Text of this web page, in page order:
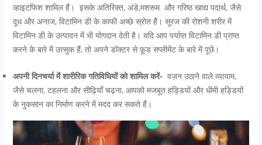
व्हाइटफिश शामिल हैं। इसके अतिरिक्त, अंडे,मशरूम और गरिष्ठ खाद्य पदार्थ, जैसे
दूध और अनाज, विटामिन डी के काफी अच्छे स्रोत हैं। सूरज की रोशनी शरीर में
विटामिन डी के उत्पादन में भी योगदान देती है। यदि आप पर्याप्त विटामिन डी प्राप्त
करने के बारे में उत्सुक हैं, तो अपने डॉक्टर से फ़ूड सप्लीमेंट के बारे में पूछें।
अपनी दिनचर्या में शारीरिक गतिविधियों को शामिल करें- वज़न उठाने वाले व्यायाम,
जैसे चलना, टहलना और सीढ़ियाँ चढ़ना, आपको मजबूत हड्डियों और धीमी हड्डियों
के नुकसान का निर्माण करने में मदद कर सकते हैं।